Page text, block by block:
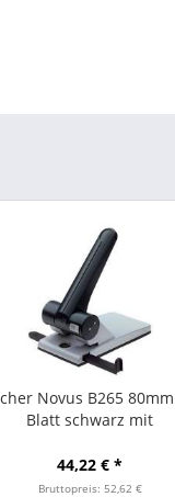
Novus B265
Blatt schwarz mit
44,22 € *
Bruttopreis: 52,62 €